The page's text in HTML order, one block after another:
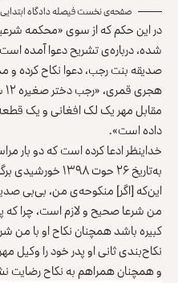
صفحه‌ی نخست فیصله دادگاه ابتدایی
در این حکم که از سوی «محکمه
شده، درباره‌ی تشریح دعوا آمده
مقابل مهر یک لک افغانی و یک
داده است».
خداینظر ادعا کرده است که دو بار
به‌تاریخ ۲۶ حوت
این‌که [اگر] منکوحه‌ی من، بی‌بی
من شرعا صحیح و لازم است، چرا که
کبیره باشد همچنان نکاح او با من
نکاح‌بندی ثانی او پدر خود را
و همچنان همراهم به نکاح رضایت